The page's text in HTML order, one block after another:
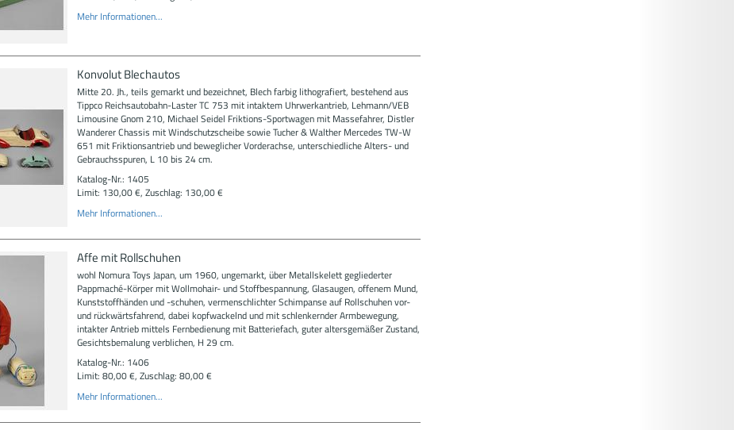
Mehr Informationen...
Konvolut Blechautos
Mitte 20. Jh., teils gemarkt und bezeichnet, Blech farbig lithografiert, bestehend aus
Tippco Reichsautobahn-Laster TC 753 mit intaktem Uhrwerkantrieb, Lehmann/VEB
Limousine Gnom 210, Michael Seidel Friktions-Sportwagen mit Massefahrer, Distler
Wanderer Chassis mit Windschutzscheibe sowie Tucher & Walther Mercedes TW-W
651 mit Friktionsantrieb und beweglicher Vorderachse, unterschiedliche Alters- und
Gebrauchsspuren, L 10 bis 24 cm.
Katalog-Nr.: 1405
Limit: 130,00 €, Zuschlag: 130,00 €
Mehr Informationen...
Affe mit Rollschuhen
wohl Nomura Toys Japan, um 1960, ungemarkt, über Metallskelett gegliederter
Pappmaché-Körper mit Wollmohair- und Stoffbespannung, Glasaugen, offenem Mund,
Kunststoffhänden und -schuhen, vermenschlichter Schimpanse auf Rollschuhen vor-
und rückwärtsfahrend, dabei kopfwackelnd und mit schlenkernder Armbewegung,
intakter Antrieb mittels Fernbedienung mit Batteriefach, guter altersgemäßer Zustand,
Gesichtsbemalung verblichen, H 29 cm.
Katalog-Nr.: 1406
Limit: 80,00 €, Zuschlag: 80,00 €
Mehr Informationen...